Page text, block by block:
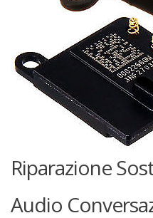
Riparazione
Audio